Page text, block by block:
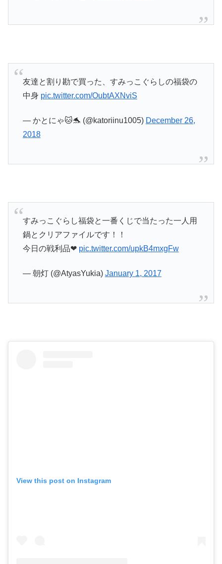
友達と割り勘で買った、すみっこぐらしの福袋の
中身 pic.twitter.com/OubtAXNviS
— かとにゃ🐱🐬 (@katoriinu1005) December 26,
2018
すみっこぐらし福袋と一番くじで当たった一人用
鍋とクリアファイルです！！
今日の戦利品❤ pic.twitter.com/upkB4mxgFw
— 朝灯 (@AtyasYukia) January 1, 2017
View this post on Instagram